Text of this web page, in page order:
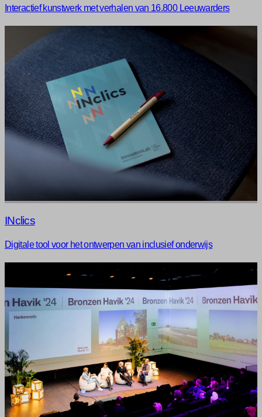
Interactief kunstwerk met verhalen van 16.800 Leeuwarders
INclics
Digitale tool voor het ontwerpen van inclusief onderwijs